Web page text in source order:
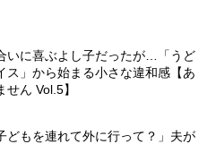
いに喜ぶよし子だったが…「うど
ス」から始まる小さな違和感【あ
ん Vol.5】
どもを連れて外に行って？」夫が